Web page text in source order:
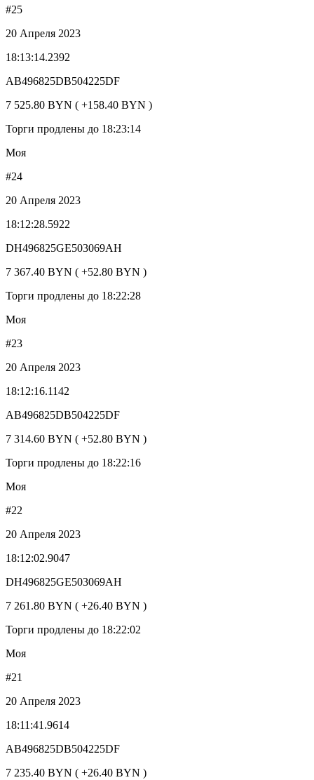
#25
20 Апреля 2023
18:13:14.2392
AB496825DB504225DF
7 525.80 BYN ( +158.40 BYN )
Торги продлены до 18:23:14
Моя
#24
20 Апреля 2023
18:12:28.5922
DH496825GE503069AH
7 367.40 BYN ( +52.80 BYN )
Торги продлены до 18:22:28
Моя
#23
20 Апреля 2023
18:12:16.1142
AB496825DB504225DF
7 314.60 BYN ( +52.80 BYN )
Торги продлены до 18:22:16
Моя
#22
20 Апреля 2023
18:12:02.9047
DH496825GE503069AH
7 261.80 BYN ( +26.40 BYN )
Торги продлены до 18:22:02
Моя
#21
20 Апреля 2023
18:11:41.9614
AB496825DB504225DF
7 235.40 BYN ( +26.40 BYN )